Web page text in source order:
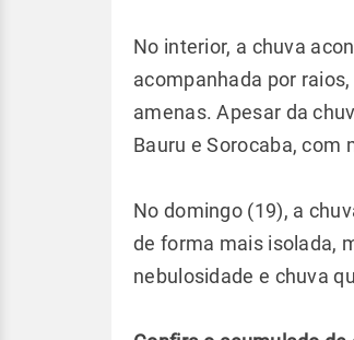
No interior, a chuva
acompanhada por
amenas. Apesar da
Bauru e Sorocaba, com
No domingo (19), a
de forma mais isolada,
nebulosidade e chuva